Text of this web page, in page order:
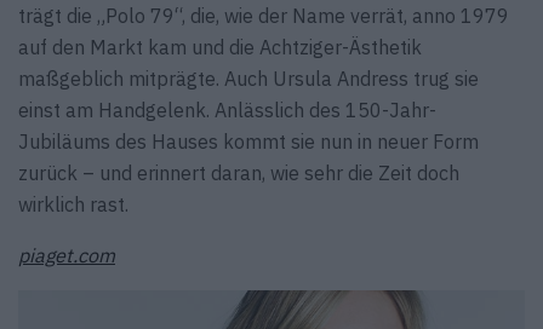
trägt die „Polo 79“, die, wie der Name verrät, anno 1979
auf den Markt kam und die Achtziger-Ästhetik
maßgeblich mitprägte. Auch Ursula Andress trug sie
einst am Handgelenk. Anlässlich des 150-Jahr-
Jubiläums des Hauses kommt sie nun in neuer Form
zurück – und erinnert daran, wie sehr die Zeit doch
wirklich rast.
piaget.com